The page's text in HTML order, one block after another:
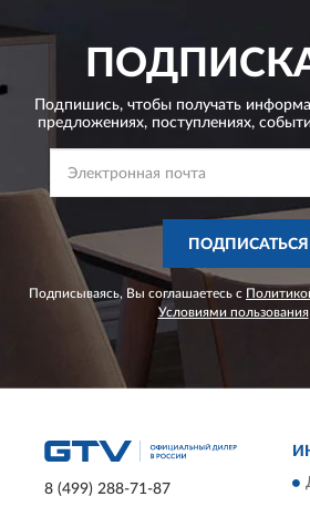
Подпишись, чтобы получать
предложениях, поступлениях,
ПОДПИСАТЬСЯ
Подписываясь, Вы соглашаетесь с
Условиями пользования
8 (499) 288-71-87